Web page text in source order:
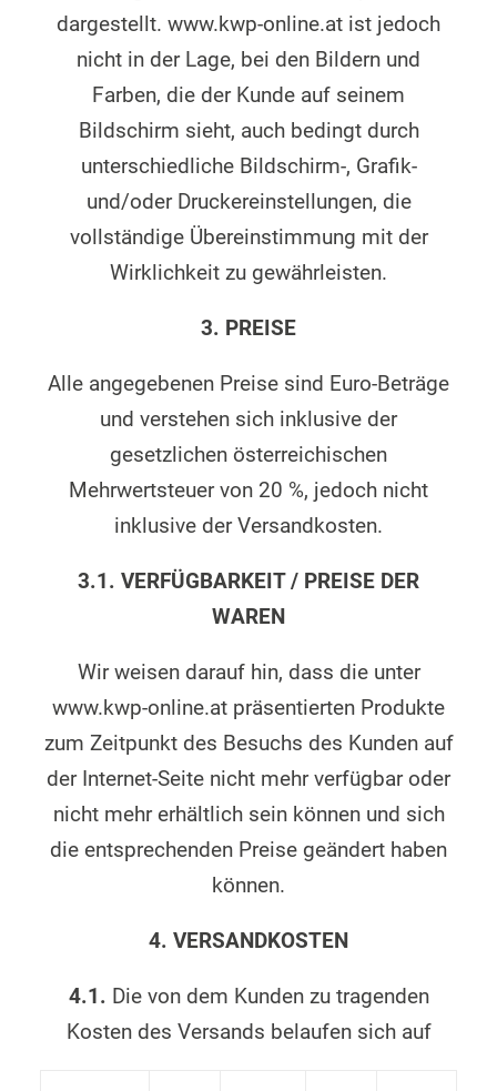
dargestellt. www.kwp-online.at ist jedoch
nicht in der Lage, bei den Bildern und
Farben, die der Kunde auf seinem
Bildschirm sieht, auch bedingt durch
unterschiedliche Bildschirm-, Grafik-
und/oder Druckereinstellungen, die
vollständige Übereinstimmung mit der
Wirklichkeit zu gewährleisten.
3. PREISE
Alle angegebenen Preise sind Euro-Beträge
und verstehen sich inklusive der
gesetzlichen österreichischen
Mehrwertsteuer von 20 %, jedoch nicht
inklusive der Versandkosten.
3.1. VERFÜGBARKEIT / PREISE DER
WAREN
Wir weisen darauf hin, dass die unter
www.kwp-online.at präsentierten Produkte
zum Zeitpunkt des Besuchs des Kunden auf
der Internet-Seite nicht mehr verfügbar oder
nicht mehr erhältlich sein können und sich
die entsprechenden Preise geändert haben
können.
4. VERSANDKOSTEN
4.1. Die von dem Kunden zu tragenden
Kosten des Versands belaufen sich auf